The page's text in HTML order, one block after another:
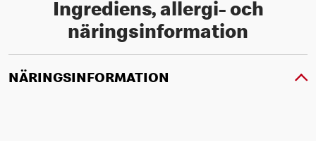
Ingrediens, allergi- och
näringsinformation
NÄRINGSINFORMATION